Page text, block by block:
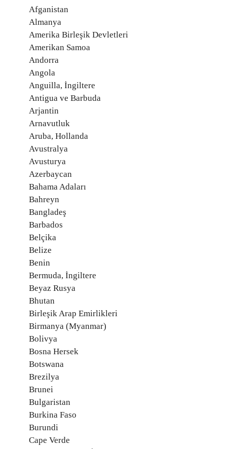
Afganistan
Almanya
Amerika Birleşik Devletleri
Amerikan Samoa
Andorra
Angola
Anguilla, İngiltere
Antigua ve Barbuda
Arjantin
Arnavutluk
Aruba, Hollanda
Avustralya
Avusturya
Azerbaycan
Bahama Adaları
Bahreyn
Bangladeş
Barbados
Belçika
Belize
Benin
Bermuda, İngiltere
Beyaz Rusya
Bhutan
Birleşik Arap Emirlikleri
Birmanya (Myanmar)
Bolivya
Bosna Hersek
Botswana
Brezilya
Brunei
Bulgaristan
Burkina Faso
Burundi
Cape Verde